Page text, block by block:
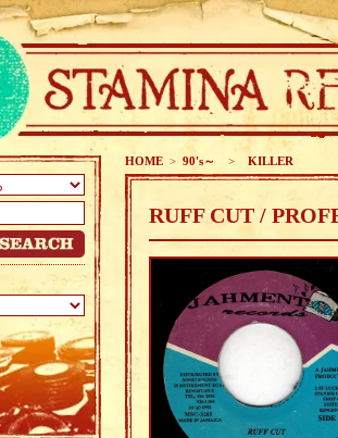
HOME > 90's～ > KILLER
RUFF CUT /